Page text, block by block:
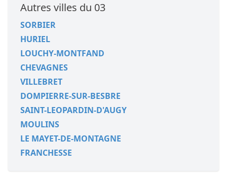
Autres villes du 03
SORBIER
HURIEL
LOUCHY-MONTFAND
CHEVAGNES
VILLEBRET
DOMPIERRE-SUR-BESBRE
SAINT-LEOPARDIN-D'AUGY
MOULINS
LE MAYET-DE-MONTAGNE
FRANCHESSE